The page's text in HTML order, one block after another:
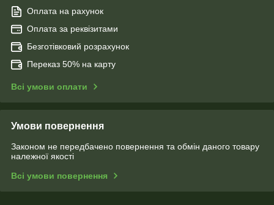
Оплата на рахунок
Оплата за реквізитами
Безготівковий розрахунок
Переказ 50% на карту
Всі умови оплати
Умови повернення
Законом не передбачено повернення та обмін даного товару
належної якості
Всі умови повернення